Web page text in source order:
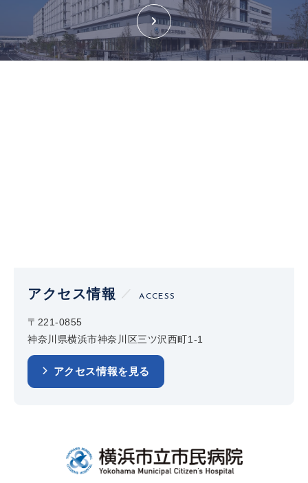
アクセス情報 ACCESS
〒221-0855
神奈川県横浜市神奈川区三ツ沢西町1-1
アクセス情報を見る